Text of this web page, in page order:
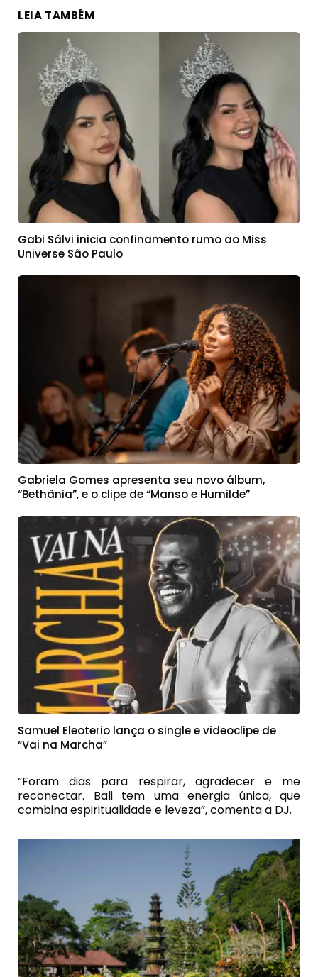
LEIA TAMBÉM
Gabi Sálvi inicia confinamento rumo ao Miss
Universe São Paulo
Gabriela Gomes apresenta seu novo álbum,
“Bethânia”, e o clipe de “Manso e Humilde”
Samuel Eleoterio lança o single e videoclipe de
“Vai na Marcha”
“Foram dias para respirar, agradecer e me
reconectar. Bali tem uma energia única, que
combina espiritualidade e leveza”, comenta a DJ.